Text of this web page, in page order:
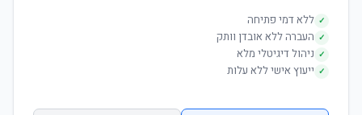
✓ ללא דמי פתיחה
✓ העברה ללא אובדן וותק
✓ ניהול דיגיטלי מלא
✓ ייעוץ אישי ללא עלות